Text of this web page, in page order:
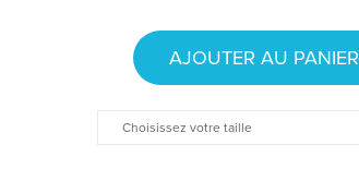
AJOUTER AU PANIER
Choisissez votre taille